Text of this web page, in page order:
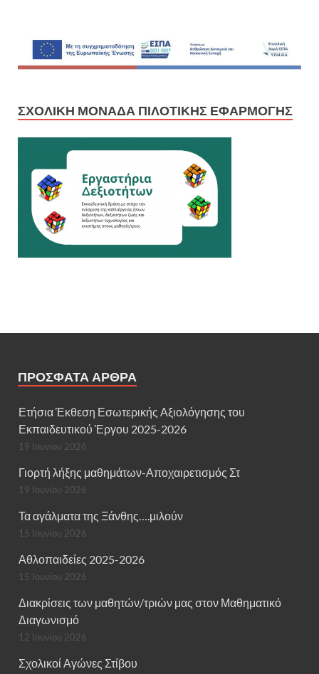
ΣΧΟΛΙΚΉ ΜΟΝΆΔΑ ΠΙΛΟΤΙΚΉΣ ΕΦΑΡΜΟΓΉΣ
ΠΡΌΣΦΑΤΑ ΆΡΘΡΑ
Ετήσια Έκθεση Εσωτερικής Αξιολόγησης του
Εκπαιδευτικού Έργου 2025-2026
19 Ιουνίου 2026
Γιορτή λήξης μαθημάτων-Αποχαιρετισμός Στ
19 Ιουνίου 2026
Τα αγάλματα της Ξάνθης….μιλούν
15 Ιουνίου 2026
Αθλοπαιδείες 2025-2026
15 Ιουνίου 2026
Διακρίσεις των μαθητών/τριών μας στον Μαθηματικό
Διαγωνισμό
12 Ιουνίου 2026
Σχολικοί Αγώνες Στίβου